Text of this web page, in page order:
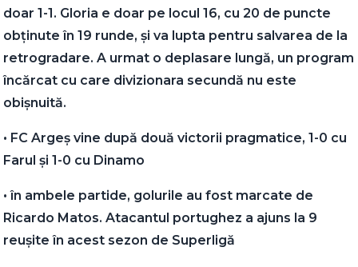
doar 1-1. Gloria e doar pe locul 16, cu 20 de puncte
obținute în 19 runde, și va lupta pentru salvarea de la
retrogradare. A urmat o deplasare lungă, un program
încărcat cu care divizionara secundă nu este
obișnuită.
•⁠ ⁠FC Argeș vine după două victorii pragmatice, 1-0 cu
Farul și 1-0 cu Dinamo
•⁠ ⁠în ambele partide, golurile au fost marcate de
Ricardo Matos. Atacantul portughez a ajuns la 9
reușite în acest sezon de Superligă